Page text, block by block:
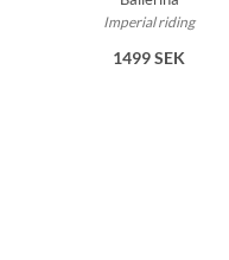
Imperial riding
1499 SEK